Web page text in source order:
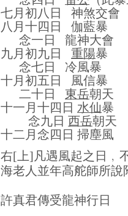
七月初八日
神煞交會
八月十四日
伽藍暴
念一日
龍神大會
九月初九日
重陽暴
念七日
冷風暴
十月初五日
風信暴
二十日
東岳朝天
十一月十四日 水仙暴
念九日 西岳朝天
十二月念四日 掃塵風
右[ 上]凡遇風起之日﹐
海老人並年高舵師所
許真君傳受龍神行日